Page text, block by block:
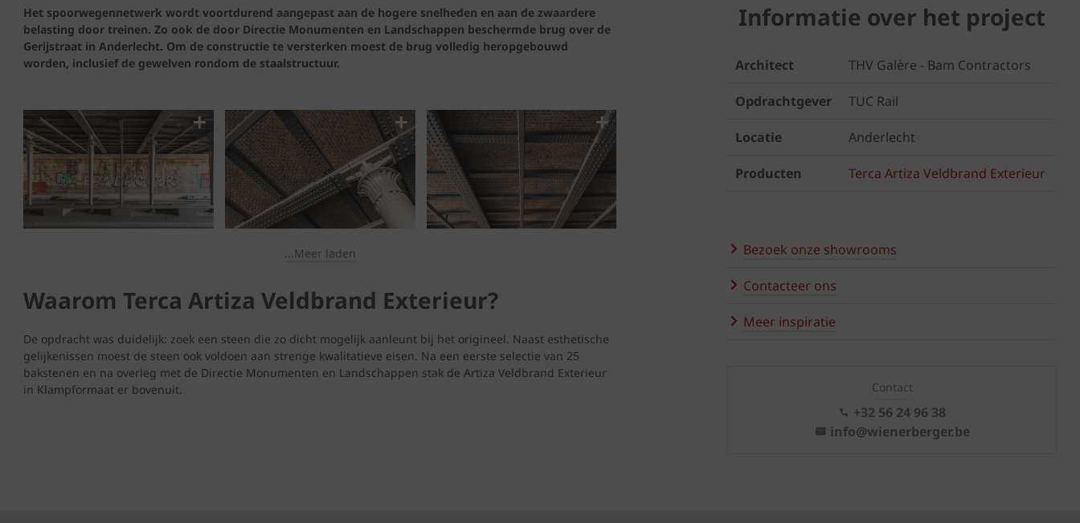
Het spoorwegennetwerk wordt voortdurend aangepast aan de hogere snelheden en aan de zwaardere
belasting door treinen. Zo ook de door Directie Monumenten en Landschappen beschermde brug over de
Gerijstraat in Anderlecht. Om de constructie te versterken moest de brug volledig heropgebouwd
worden, inclusief de gewelven rondom de staalstructuur.
...Meer laden
Waarom Terca Artiza Veldbrand Exterieur?
De opdracht was duidelijk: zoek een steen die zo dicht mogelijk aanleunt bij het origineel. Naast esthetische
gelijkenissen moest de steen ook voldoen aan strenge kwalitatieve eisen. Na een eerste selectie van 25
bakstenen en na overleg met de Directie Monumenten en Landschappen stak de Artiza Veldbrand Exterieur
in Klampformaat er bovenuit.
Informatie over het project
Architect THV Galère - Bam Contractors
Opdrachtgever TUC Rail
Locatie Anderlecht
Producten Terca Artiza Veldbrand Exterieur
Bezoek onze showrooms
Contacteer ons
Meer inspiratie
Contact
+32 56 24 96 38
info@wienerberger.be